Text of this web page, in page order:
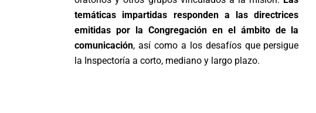
temáticas impartidas responden a las directrices
emitidas por la Congregación en el ámbito de la
comunicación, así como a los desafíos que persigue
la Inspectoría a corto, mediano y largo plazo.